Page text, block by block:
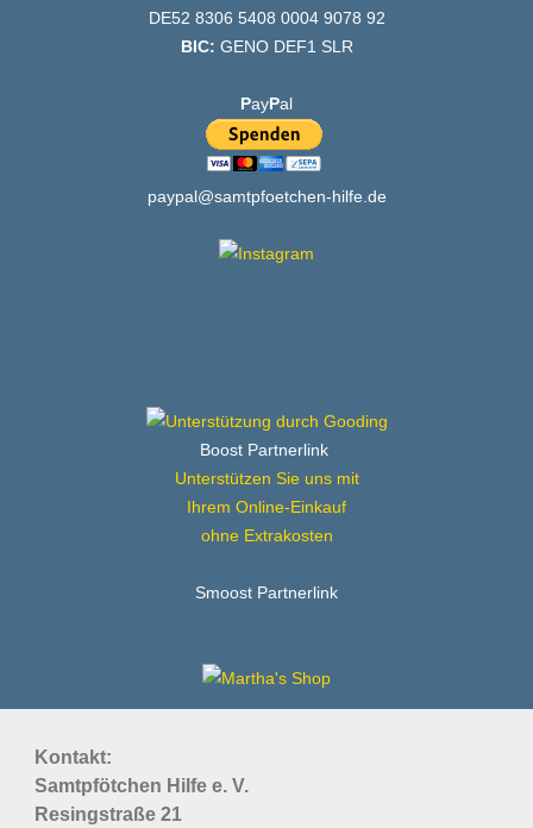
DE52 8306 5408 0004 9078 92
BIC: GENO DEF1 SLR
PayPal
paypal@samtpfoetchen-hilfe.de
Boost Partnerlink
Unterstützen Sie uns mit
Ihrem Online-Einkauf
ohne Extrakosten
Smoost Partnerlink
Kontakt:
Samtpfötchen Hilfe e. V.
Resingstraße 21